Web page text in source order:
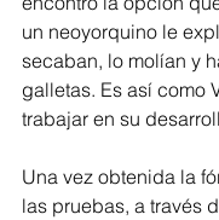
un neoyorquino le
secaban, lo molían y
galletas. Es así como
trabajar en su
Una vez obtenida la
las pruebas, a través